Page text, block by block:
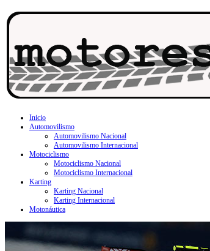
Inicio
Automovilismo
Automovilismo Nacional
Automovilismo Internacional
Motociclismo
Motociclismo Nacional
Motociclismo Internacional
Karting
Karting Nacional
Karting Internacional
Motonáutica